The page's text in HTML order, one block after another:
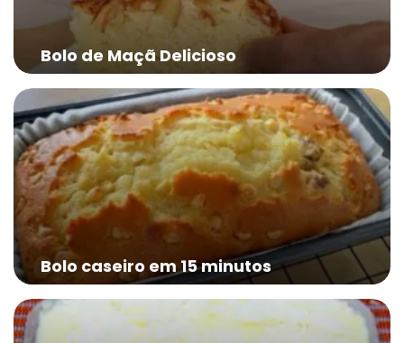
Bolo de Maçã Delicioso
Bolo caseiro em 15 minutos